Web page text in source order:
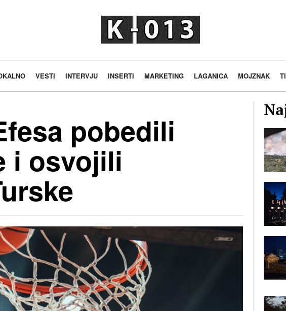
VESTI INTERVJU INSERTI MARKETING LAGANICA MOJZNAK
pobedili
i osvojili